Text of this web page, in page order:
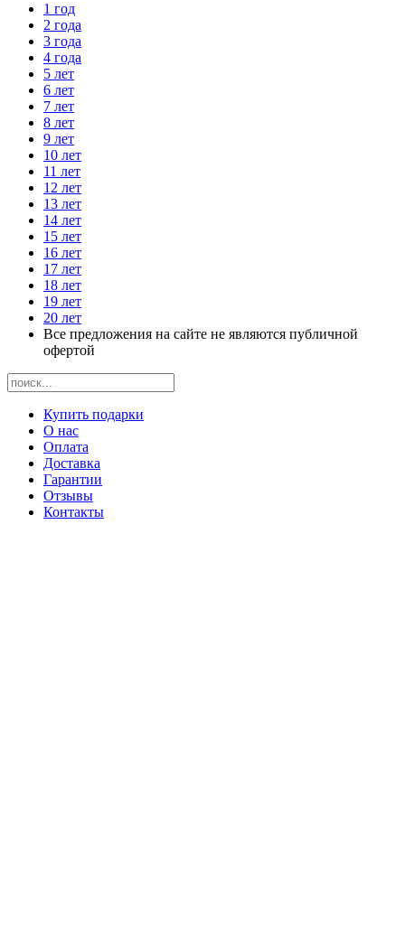
1 год
2 года
3 года
4 года
5 лет
6 лет
7 лет
8 лет
9 лет
10 лет
11 лет
12 лет
13 лет
14 лет
15 лет
16 лет
17 лет
18 лет
19 лет
20 лет
Все предложения на сайте не являются публичной
офертой
Купить подарки
О нас
Оплата
Доставка
Гарантии
Отзывы
Контакты